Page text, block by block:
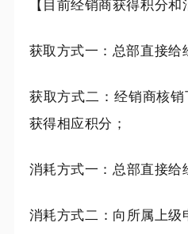
【目前经销商获得积分和
获取方式一：总部直接给
获取方式二：经销商核
获得相应积分；
消耗方式一： 总部直接给
消耗方式二：向所属上级